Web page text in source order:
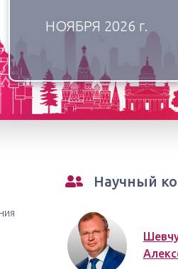
НОЯБРЯ 2026 г.
Научный